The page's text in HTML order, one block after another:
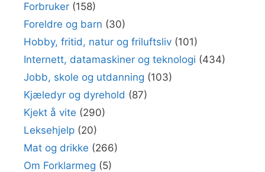
Forbruker (158)
Foreldre og barn (30)
Hobby, fritid, natur og friluftsliv (101)
Internett, datamaskiner og teknologi (434)
Jobb, skole og utdanning (103)
Kjæledyr og dyrehold (87)
Kjekt å vite (290)
Leksehjelp (20)
Mat og drikke (266)
Om Forklarmeg (5)